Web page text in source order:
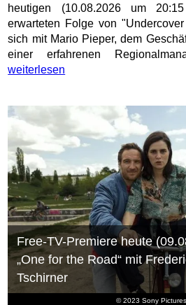
heutigen (10.08.2026 um
erwarteten Folge von
sich mit Mario Pieper, dem
einer erfahrenen
weiterlesen
© 2023 Sony
Free-TV-Premiere heute
„One for the Road“ mit
Tschirner